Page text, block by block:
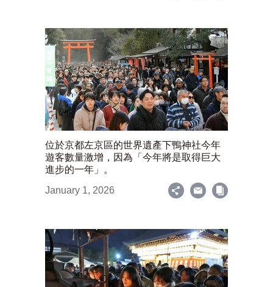
位於京都左京區的世界遺產下鴨神社今年
遊客數量激增，因為「今年將是取得巨大
進步的一年」。
January 1, 2026